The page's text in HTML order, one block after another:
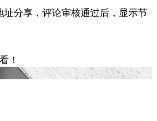
址分享，评论审核通过后，显示节
！